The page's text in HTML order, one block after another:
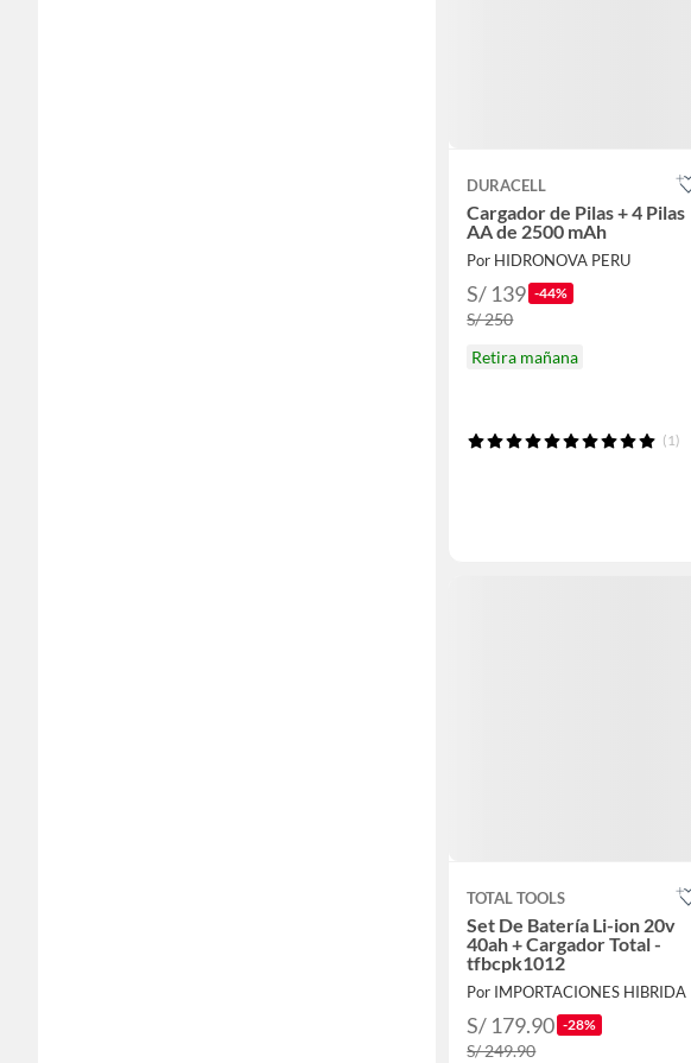
DURACELL
Cargador de Pilas + 4 Pilas
AA de 2500 mAh
Por HIDRONOVA PERU
S/ 139 -44%
S/ 250
Retira mañana
(1)
TOTAL TOOLS
Set De Batería Li-ion 20v
40ah + Cargador Total -
tfbcpk1012
Por IMPORTACIONES HIBRIDA
S/ 179.90 -28%
S/ 249.90